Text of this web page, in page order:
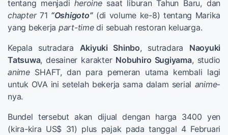
tentang menjadiheroinesaat liburan Tahun Baru, dan
chapter71 “Oshigoto”(di volume ke-8) tentang Marika
yang bekerja part-timedi sebuah restoran keluarga.
Kepala sutradara Akiyuki Shinbo, sutradara Naoyuki
Tatsuwa, desainer karakter Nobuhiro Sugiyama, studio
animeSHAFT, dan para pemeran utama kembali lagi
untuk OVA ini setelah bekerja sama dalam serial anime-
nya.
Bundel tersebut akan dijual dengan harga 3400 yen
(kira-kira US$ 31) plus pajak pada tanggal 4 Februari